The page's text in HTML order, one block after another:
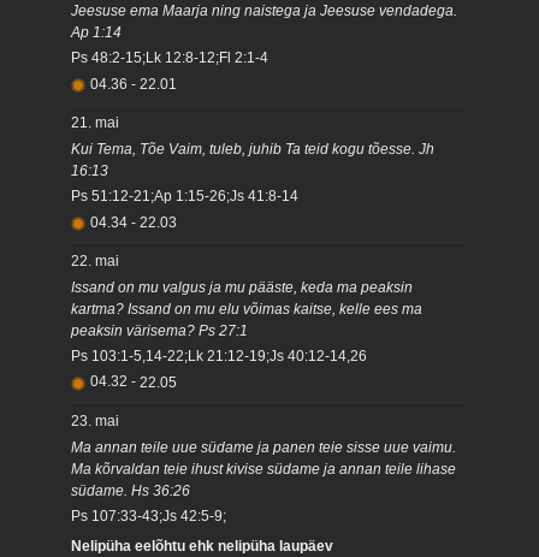
Jeesuse ema Maarja ning naistega ja Jeesuse vendadega.
Ap 1:14
Ps 48:2-15;Lk 12:8-12;Fl 2:1-4
04.36 - 22.01
21. mai
Kui Tema, Tõe Vaim, tuleb, juhib Ta teid kogu tõesse. Jh
16:13
Ps 51:12-21;Ap 1:15-26;Js 41:8-14
04.34 - 22.03
22. mai
Issand on mu valgus ja mu pääste, keda ma peaksin
kartma? Issand on mu elu võimas kaitse, kelle ees ma
peaksin värisema? Ps 27:1
Ps 103:1-5,14-22;Lk 21:12-19;Js 40:12-14,26
04.32 - 22.05
23. mai
Ma annan teile uue südame ja panen teie sisse uue vaimu.
Ma kõrvaldan teie ihust kivise südame ja annan teile lihase
südame. Hs 36:26
Ps 107:33-43;Js 42:5-9;
Nelipüha eelõhtu ehk nelipüha laupäev